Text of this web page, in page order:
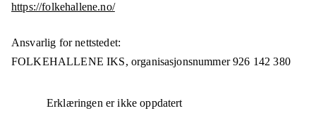
https://folkehallene.no/
Ansvarlig for nettstedet:
FOLKEHALLENE IKS, organisasjonsnummer 926 142 380
Erklæringen er ikke oppdatert